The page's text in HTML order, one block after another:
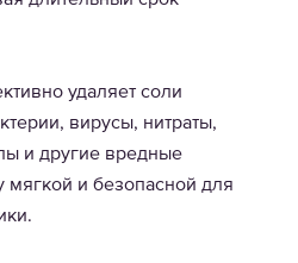
удаляет соли
вирусы, нитраты,
и другие вредные
мягкой и безопасной для